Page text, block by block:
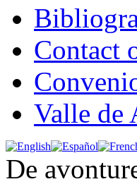
Contact
Valle de
De